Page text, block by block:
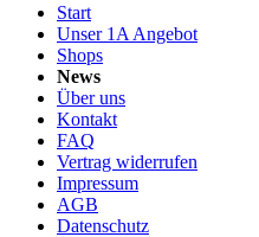
Start
Unser 1A Angebot
Shops
News
Über uns
Kontakt
FAQ
Vertrag widerrufen
Impressum
AGB
Datenschutz